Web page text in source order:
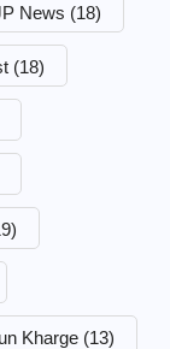
News (18)
(18)
Kharge (13)